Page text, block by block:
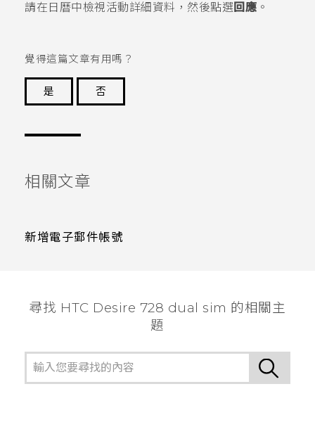
請在 日曆中檢視活動詳細資料，然後點選 回應 。
覺得這篇文章有用嗎？
是
否
相關文章
新增電子郵件帳號
尋找 HTC Desire 728 dual sim 的相關主
題